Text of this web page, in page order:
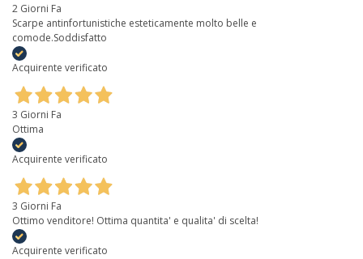
2 Giorni Fa
Scarpe antinfortunistiche esteticamente molto belle e
comode.Soddisfatto
Acquirente verificato
3 Giorni Fa
Ottima
Acquirente verificato
3 Giorni Fa
Ottimo venditore! Ottima quantita' e qualita' di scelta!
Acquirente verificato